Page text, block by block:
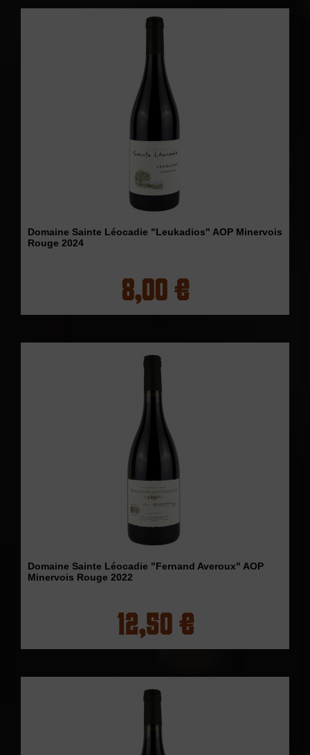
Domaine Sainte Léocadie "Leukadios" AOP Minervois
Rouge 2024
8,00 €
Domaine Sainte Léocadie "Fernand Averoux" AOP
Minervois Rouge 2022
12,50 €